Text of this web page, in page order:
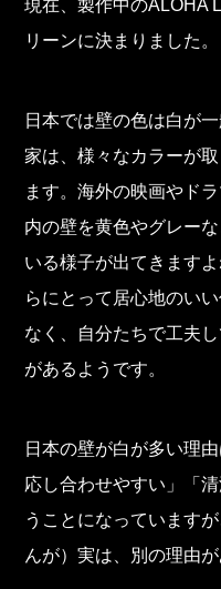
現在、製作中のALOHA
リーンに決まりました。
日本では壁の色は白が
家は、様々なカラーが
ます。海外の映画やド
内の壁を黄色やグレー
いる様子が出てきます
らにとって居心地のい
なく、自分たちで工夫
があるようです。
日本の壁が白が多い理
応し合わせやすい」「
うことになっています
んが）実は、別の理由が